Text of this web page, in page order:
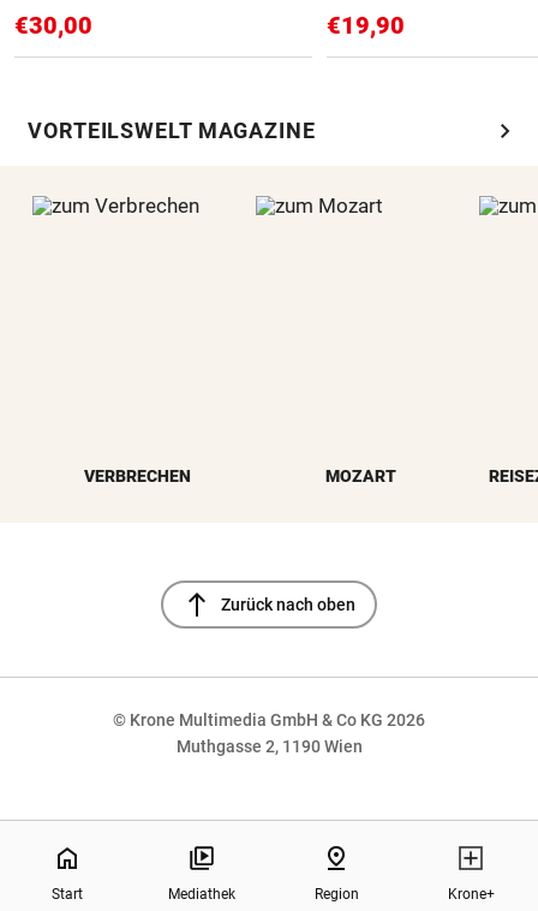
€30,00 €19,90
VORTEILSWELT MAGAZINE chevron_right
VERBRECHEN MOZART
north Zurück nach oben
© Krone Multimedia GmbH & Co KG 2026
Muthgasse 2, 1190 Wien
home
Start Mediathek
pin_drop
Region Krone+
NaN%